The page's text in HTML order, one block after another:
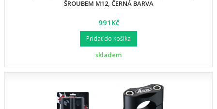
ŠROUBEM M12, ČERNÁ BARVA
991Kč
Pridať do košíka
skladem